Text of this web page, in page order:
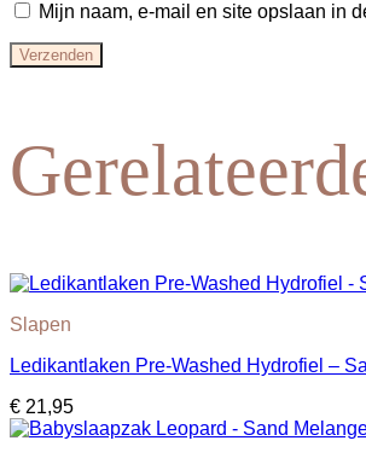
Mijn naam, e-mail en site opslaan in
Slapen
Ledikantlaken Pre-Washed Hydrofiel –
€ 21,95